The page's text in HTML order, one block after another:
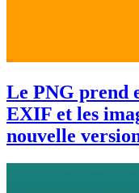
Le PNG prend
EXIF et les
nouvelle